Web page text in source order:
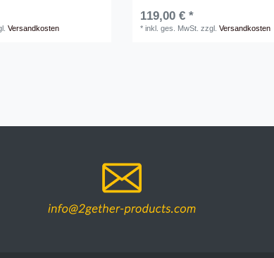
Versandkosten
119,00 € *
*inkl. ges. MwSt. zzgl.Versandkosten